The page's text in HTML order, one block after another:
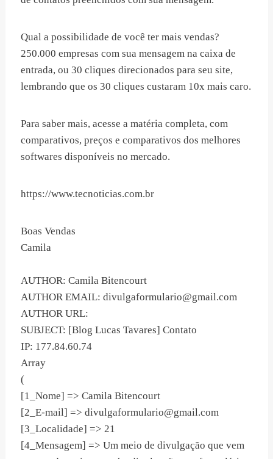
Qual a possibilidade de você ter mais vendas?
250.000 empresas com sua mensagem na caixa de
entrada, ou 30 cliques direcionados para seu site,
lembrando que os 30 cliques custaram 10x mais caro.
Para saber mais, acesse a matéria completa, com
comparativos, preços e comparativos dos melhores
softwares disponíveis no mercado.
https://www.tecnoticias.com.br
Boas Vendas
Camila
AUTHOR: Camila Bitencourt
AUTHOR EMAIL: divulgaformulario@gmail.com
AUTHOR URL:
SUBJECT: [Blog Lucas Tavares] Contato
IP: 177.84.60.74
Array
(
[1_Nome] => Camila Bitencourt
[2_E-mail] => divulgaformulario@gmail.com
[3_Localidade] => 21
[4_Mensagem] => Um meio de divulgação que vem